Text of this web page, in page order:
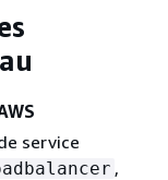
service
,